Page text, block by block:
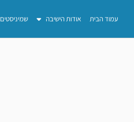
עמוד הבית אודות הישיבה שמיניסטים